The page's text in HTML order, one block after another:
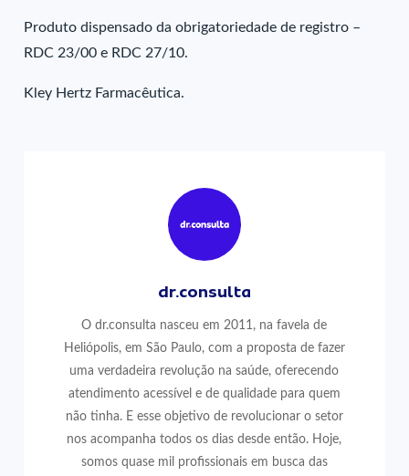
Produto dispensado da obrigatoriedade de registro –
RDC 23/00 e RDC 27/10.
Kley Hertz Farmacêutica.
dr.consulta
O dr.consulta nasceu em 2011, na favela de
Heliópolis, em São Paulo, com a proposta de fazer
uma verdadeira revolução na saúde, oferecendo
atendimento acessível e de qualidade para quem
não tinha. E esse objetivo de revolucionar o setor
nos acompanha todos os dias desde então. Hoje,
somos quase mil profissionais em busca das